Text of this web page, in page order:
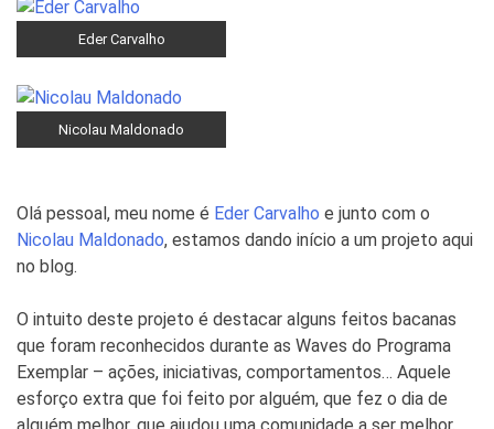
Eder Carvalho
Nicolau Maldonado
Olá pessoal, meu nome é Eder Carvalho e junto com o
Nicolau Maldonado, estamos dando início a um projeto aqui
no blog.
O intuito deste projeto é destacar alguns feitos bacanas
que foram reconhecidos durante as Waves do Programa
Exemplar – ações, iniciativas, comportamentos… Aquele
esforço extra que foi feito por alguém, que fez o dia de